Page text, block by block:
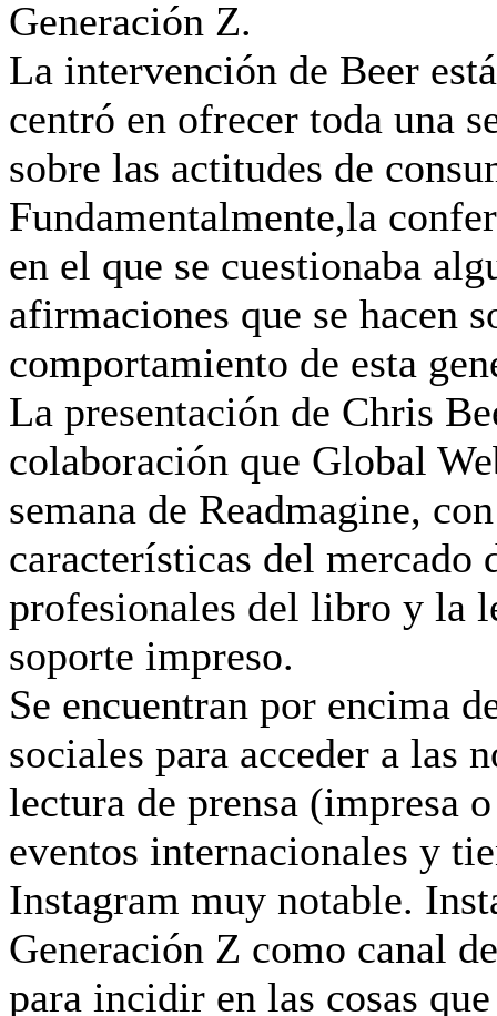
Generación Z.
La intervención de Beer
centró en ofrecer toda una
sobre las actitudes de
Fundamentalmente,la
en el que se cuestionaba
afirmaciones que se hacen
comportamiento de esta
La presentación de Chris
colaboración que Global
semana de Readmagine,
características del
profesionales del libro y la
soporte impreso.
Se encuentran por encima
sociales para acceder a las
lectura de prensa (impresa
eventos internacionales y
Instagram muy notable.
Generación Z como canal
para incidir en las cosas